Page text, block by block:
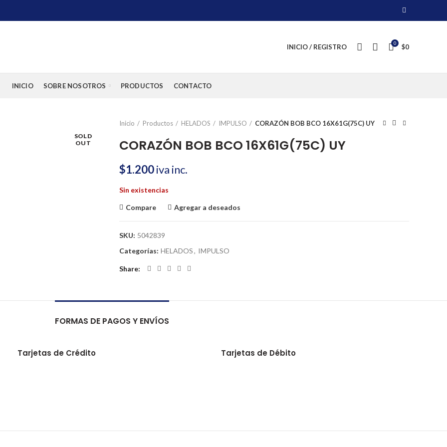
INICIO / REGISTRO 0 $0
INICIO SOBRE NOSOTROS PRODUCTOS CONTACTO
SOLD
OUT
Inicio
Productos HELADOS IMPULSO CORAZÓN BOB BCO 16X61G(75C) UY
CORAZÓN BOB BCO 16X61G(75C) UY
$1.200iva inc.
Sin existencias
Compare Agregar a deseados
SKU: 5042839
Categorías: HELADOS, IMPULSO
Share
FORMAS DE PAGOS Y ENVÍOS
Tarjetas de Crédito Tarjetas de Débito